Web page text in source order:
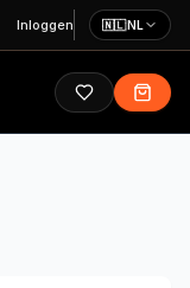
Inloggen 🇳🇱NL